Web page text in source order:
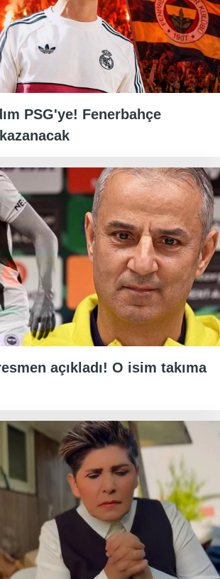
PSG'ye! Fenerbahçe
açıkladı! O isim takıma